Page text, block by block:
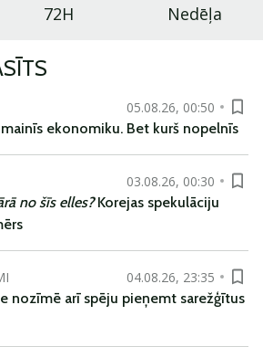
72H Nedēļa
05.08.26, 00:50
ekonomiku. Bet kurš nopelnīs
03.08.26, 00:30
no šīs elles?Korejas spekulāciju
04.08.26, 23:35
nozīmē arī spēju pieņemt sarežģītus